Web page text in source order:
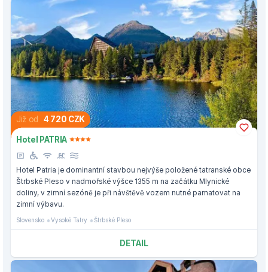
Již od 4 720 CZK
Hotel PATRIA
Hotel Patria je dominantní stavbou nejvýše položené tatranské obce
Štrbské Pleso v nadmořské výšce 1355 m na začátku Mlynické
doliny, v zimní sezóně je při návštěvě vozem nutné pamatovat na
zimní výbavu.
Slovensko Vysoké Tatry Štrbské Pleso
DETAIL